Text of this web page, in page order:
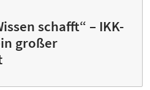
schafft“ – IKK-
großer